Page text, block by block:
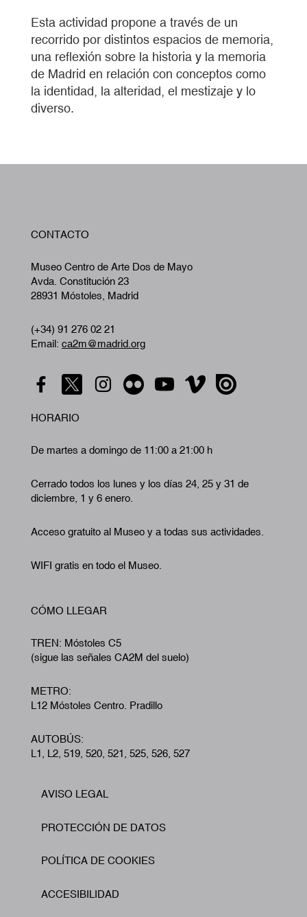
Esta actividad propone a través de un
recorrido por distintos espacios de memoria,
una reflexión sobre la historia y la memoria
de Madrid en relación con conceptos como
la identidad, la alteridad, el mestizaje y lo
diverso.
CONTACTO
Museo Centro de Arte Dos de Mayo
Avda. Constitución 23
28931 Móstoles, Madrid
(+34) 91 276 02 21
Email: ca2m@madrid.org
HORARIO
De martes a domingo de 11:00 a 21:00 h
Cerrado todos los lunes y los días 24, 25 y 31 de
diciembre, 1 y 6 enero.
Acceso gratuito al Museo y a todas sus actividades.
WIFI gratis en todo el Museo.
CÓMO LLEGAR
TREN: Móstoles C5
(sigue las señales CA2M del suelo)
METRO:
L12 Móstoles Centro. Pradillo
AUTOBÚS:
L1, L2, 519, 520, 521, 525, 526, 527
Footer
AVISO LEGAL
PROTECCIÓN DE DATOS
POLÍTICA DE COOKIES
ACCESIBILIDAD